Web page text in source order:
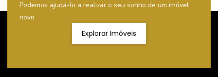
Podemos ajudá-lo a realizar o seu sonho de um imóvel
novo
Explorar Imóveis